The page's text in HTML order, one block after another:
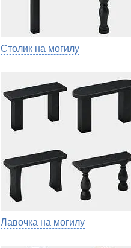
Столик на могилу
Лавочка на могилу